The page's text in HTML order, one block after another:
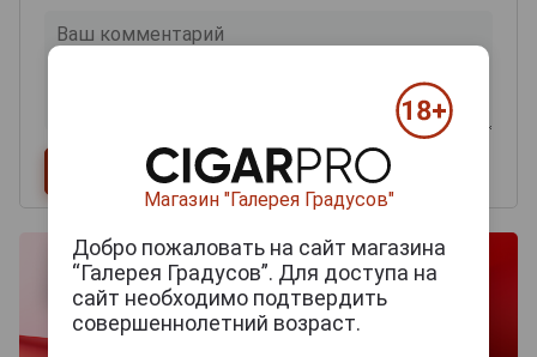
Магазин "Галерея Градусов"
Добро пожаловать на сайт магазина
“Галерея Градусов”. Для доступа на
сайт необходимо подтвердить
совершеннолетний возраст.